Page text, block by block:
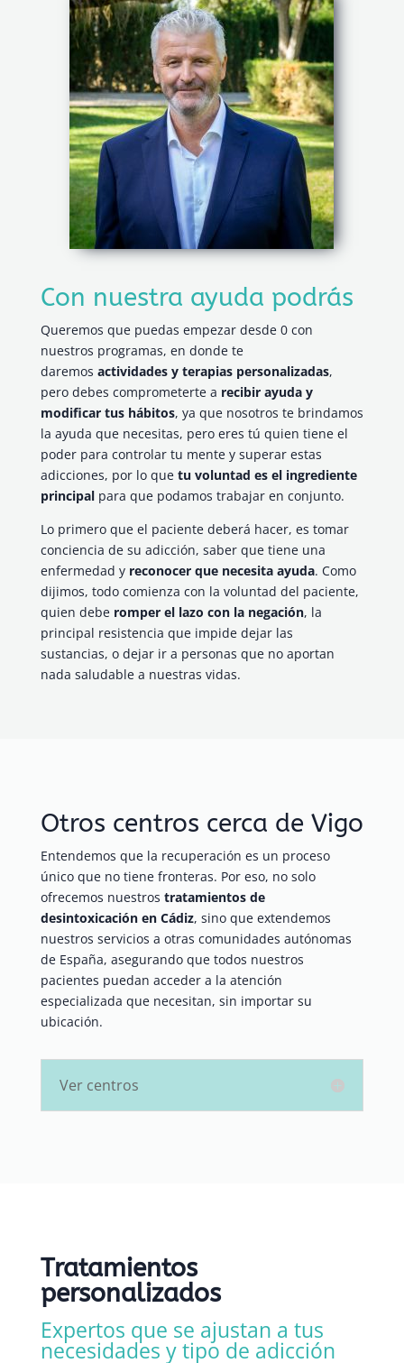
Con nuestra ayuda podrás
Queremos que puedas empezar desde 0 con
nuestros programas, en donde te
daremos actividades y terapias personalizadas,
pero debes comprometerte a recibir ayuda y
modificar tus hábitos, ya que nosotros te brindamos
la ayuda que necesitas, pero eres tú quien tiene el
poder para controlar tu mente y superar estas
adicciones, por lo que tu voluntad es el ingrediente
principalpara que podamos trabajar en conjunto.
Lo primero que el paciente deberá hacer, es tomar
conciencia de su adicción, saber que tiene una
enfermedad y reconocer que necesita ayuda. Como
dijimos, todo comienza con la voluntad del paciente,
quien debe romper el lazo con la negación, la
principal resistencia que impide dejar las
sustancias, o dejar ir a personas que no aportan
nada saludable a nuestras vidas.
Otros centros cerca de Vigo
Entendemos que la recuperación es un proceso
único que no tiene fronteras. Por eso, no solo
ofrecemos nuestros tratamientos de
desintoxicación en Cádiz, sino que extendemos
nuestros servicios a otras comunidades autónomas
de España, asegurando que todos nuestros
pacientes puedan acceder a la atención
especializada que necesitan, sin importar su
ubicación.
Ver centros
Tratamientos
personalizados
Expertos que se ajustan a tus
necesidades y tipo de adicción